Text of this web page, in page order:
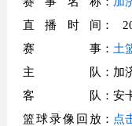
直播时间 ：
赛事： 土
主队 ：加
客队 ：安
篮球录像回放： 点